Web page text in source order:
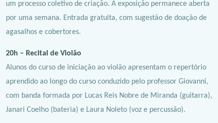
um processo coletivo de criação. A exposição permanece aberta
por uma semana. Entrada gratuita, com sugestão de doação de
agasalhos e cobertores.
20h – Recital de Violão
Alunos do curso de iniciação ao violão apresentam o repertório
aprendido ao longo do curso conduzido pelo professor Giovanni,
com banda formada por Lucas Reis Nobre de Miranda (guitarra),
Janari Coelho (bateria) e Laura Noleto (voz e percussão).